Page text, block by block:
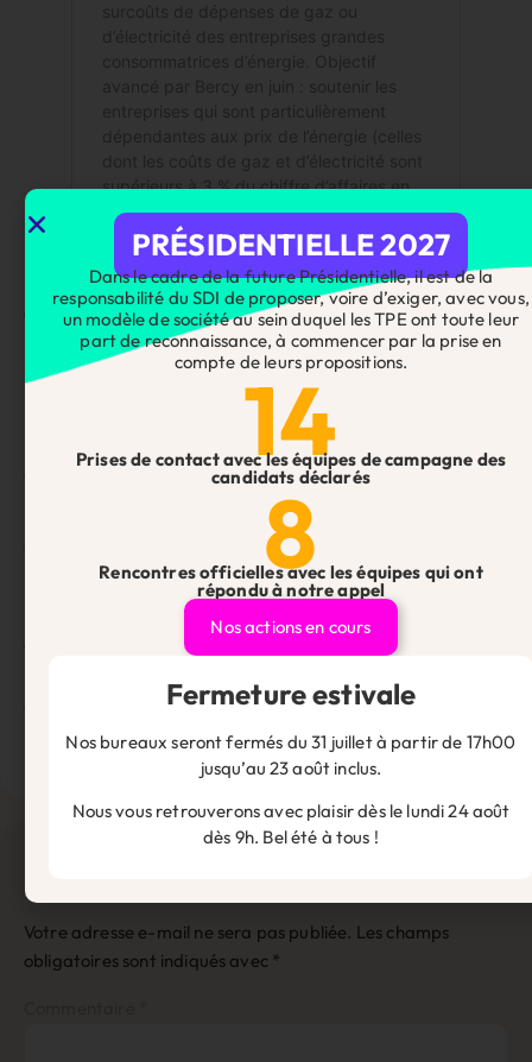
Batirama:Les entreprises doivent faire des
efforts mais continueront à être aidées
indique E. Borne
https://www.batirama.com/article/53669-
les-entreprises-doivent-faire-des-efforts-
mais-continueront-a-etre-aidees-indique-
e.-borne.html
Hérault Tribune – Crise de l’énergie : vers
une flambée du prix de notre baguette de
https://www.herault-
tribune.com/articles/crise-de-lenergie-vers-
une-flambee-du-prix-de-notre-baguette-
Votre adresse e-mail ne sera pas publiée. Les champs
obligatoires sont indiqués avec *
PRÉSIDENTIELLE 2027
Dans le cadre de la future Présidentielle, il est de la
responsabilité du SDI de proposer, voire d’exiger, avec vous,
un modèle de société au sein duquel les TPE ont toute leur
part de reconnaissance, à commencer par la prise en
compte de leurs propositions.
14
Prises de contact avec les équipes de campagne des
candidats déclarés
8
Rencontres officielles avec les équipes qui ont
répondu à notre appel
Nos actions en cours
Fermeture estivale
Nos bureaux seront fermés du 31 juillet à partir de 17h00
jusqu’au 23 août inclus.
Nous vous retrouverons avec plaisir dès le lundi 24 août
dès 9h. Bel été à tous !